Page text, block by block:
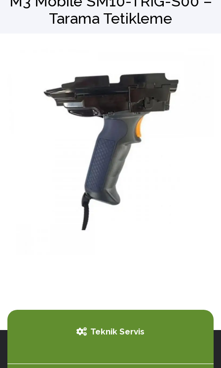
Barkod Okuyucu
Tarama Tetikleme
Teknik Servis